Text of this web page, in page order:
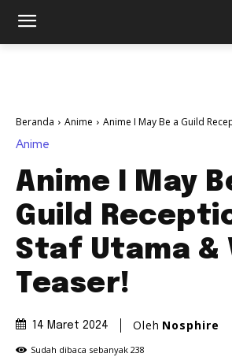
Beranda Anime Anime I May Be a Guild
Anime
Anime I May
Guild
Staf Utama &
Teaser!
14 Maret 2024 Oleh Nosphire
Sudah dibaca sebanyak 238